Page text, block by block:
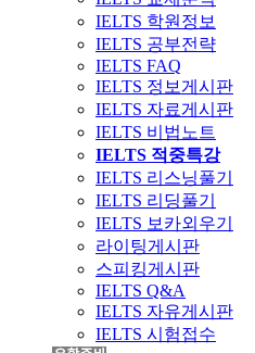
IELTS 학원정보
IELTS 공부전략
IELTS FAQ
IELTS 정보게시판
IELTS 자료게시판
IELTS 비법노트
IELTS 적중특강
IELTS 리스닝풀기
IELTS 리딩풀기
IELTS 보카외우기
라이팅게시판
스피킹게시판
IELTS Q&A
IELTS 자유게시판
IELTS 시험접수